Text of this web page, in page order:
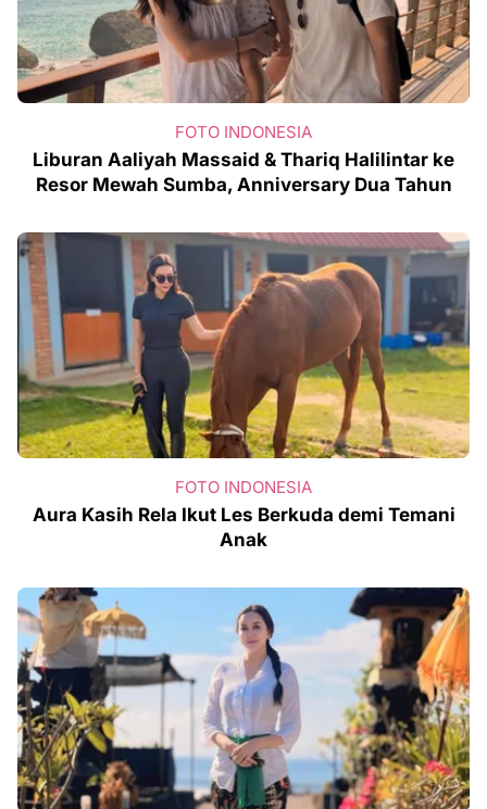
FOTO INDONESIA
Liburan Aaliyah Massaid & Thariq Halilintar ke
Resor Mewah Sumba, Anniversary Dua Tahun
FOTO INDONESIA
Aura Kasih Rela Ikut Les Berkuda demi Temani
Anak